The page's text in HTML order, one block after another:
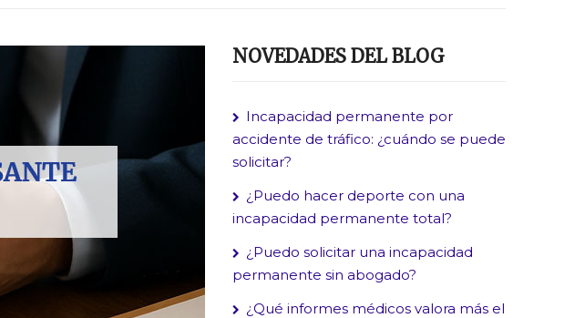
NOVEDADES DEL BLOG
Incapacidad permanente por
accidente de tráfico: ¿cuándo se puede
solicitar?
¿Puedo hacer deporte con una
incapacidad permanente total?
¿Puedo solicitar una incapacidad
permanente sin abogado?
¿Qué informes médicos valora más el